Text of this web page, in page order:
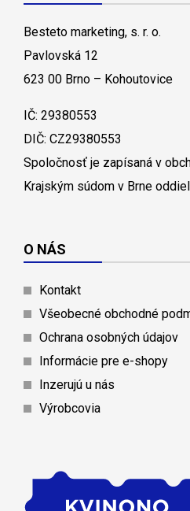
Besteto marketing, s. r. o.
Pavlovská 12
623 00 Brno – Kohoutovice
IČ: 29380553
DIČ: CZ29380553
Spoločnosť je zapísaná v
Krajským súdom v Brne
O NÁS
Kontakt
Všeobecné obchodné
Ochrana osobných údajov
Informácie pre e-shopy
Inzerujú u nás
Výrobcovia